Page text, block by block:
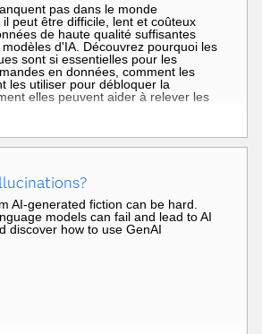
pas dans le monde
peut être difficile, lent et coûteux
de haute qualité suffisantes
d'IA. Découvrez pourquoi les
sont si essentielles pour les
en données, comment les
les utiliser pour débloquer la
elles peuvent aider à relever les
AI-generated fiction can be hard.
models can fail and lead to AI
discover how to use GenAI